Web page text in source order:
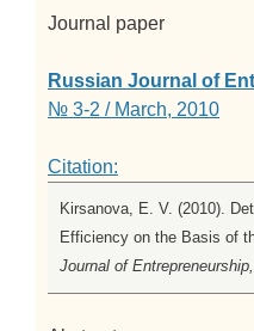
Journal paper
Russian Journal of
№ 3-2 / March, 2010
Citation:
Kirsanova, E. V. (2010).
Efficiency on the Basis of
Journal of